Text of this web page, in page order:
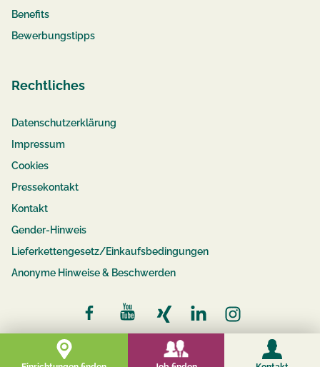
Benefits
Bewerbungstipps
Rechtliches
Datenschutzerklärung
Impressum
Cookies
Pressekontakt
Kontakt
Gender-Hinweis
Lieferkettengesetz/Einkaufsbedingungen
Anonyme Hinweise & Beschwerden
© 2026 compassio